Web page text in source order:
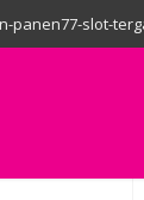
panen77-slot-